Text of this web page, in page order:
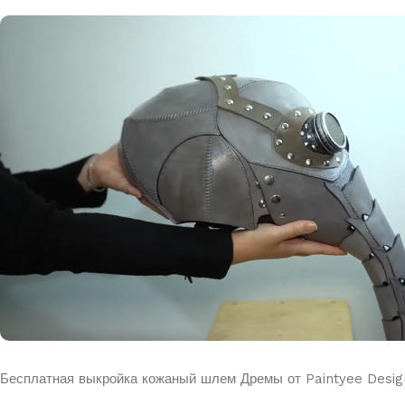
Бесплатная выкройка кожаный шлем Дремы от Paintyee